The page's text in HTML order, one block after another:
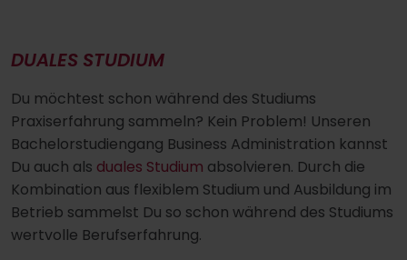
DUALES STUDIUM
Du möchtest schon während des Studiums
Praxiserfahrung sammeln? Kein Problem! Unseren
Bachelorstudiengang Business Administration kannst
Du auch als duales Studium absolvieren. Durch die
Kombination aus flexiblem Studium und Ausbildung im
Betrieb sammelst Du so schon während des Studiums
wertvolle Berufserfahrung.